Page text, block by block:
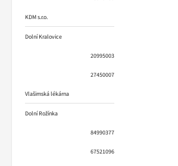
KDM s.r.o.
Dolní Kralovice
20995003
27450007
Vlašimská lékárna
Dolní Rožínka
84990377
67521096